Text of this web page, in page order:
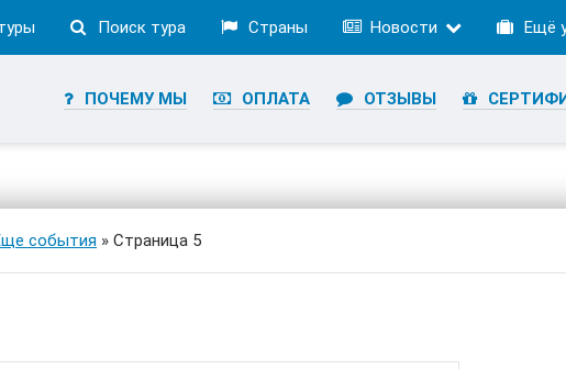
Поиск тура Страны Новости Ещё
ПОЧЕМУ МЫ ОПЛАТА ОТЗЫВЫ
события » Страница 5